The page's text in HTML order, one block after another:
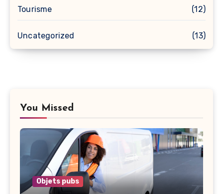
Tourisme (12)
Uncategorized (13)
You Missed
Objets pubs